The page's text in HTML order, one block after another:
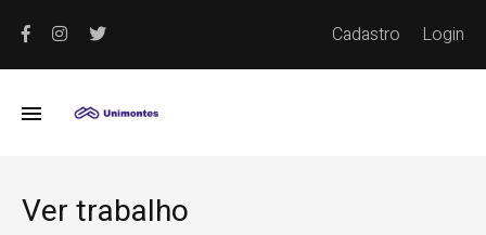
Cadastro Login
Ver trabalho